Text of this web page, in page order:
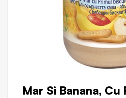
Mar Si Banana, Cu